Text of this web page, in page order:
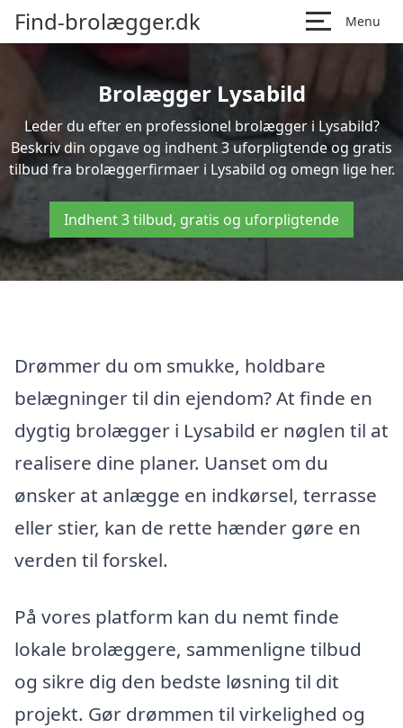
Find-brolægger.dk Menu
Brolægger Lysabild
Leder du efter en professionel brolægger i Lysabild?
Beskriv din opgave og indhent 3 uforpligtende og gratis
tilbud fra brolæggerfirmaer i Lysabild og omegn lige her.
Indhent 3 tilbud, gratis og uforpligtende
Drømmer du om smukke, holdbare
belægninger til din ejendom? At finde en
dygtig brolægger i Lysabild er nøglen til at
realisere dine planer. Uanset om du
ønsker at anlægge en indkørsel, terrasse
eller stier, kan de rette hænder gøre en
verden til forskel.
På vores platform kan du nemt finde
lokale brolæggere, sammenligne tilbud
og sikre dig den bedste løsning til dit
projekt. Gør drømmen til virkelighed og